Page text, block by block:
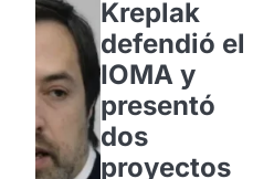
Kreplak
defendió el
IOMA y
presentó
dos
proyectos